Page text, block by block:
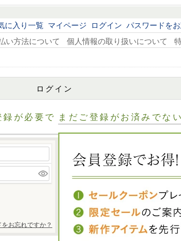
に入り一覧 マイページ ログイン パスワードを
い方法について
個人情報の取り扱いについて
ログイン
が必要で
お忘れですか？
まだご登録がお済みでな